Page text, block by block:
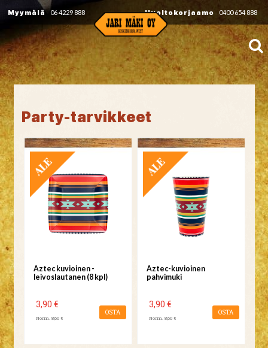
Myymälä 06 4229 888 Huoltokorjaamo 0400 654 888
Party-tarvikkeet
TARJOUS
Aztec kuvioinen -
leivoslautanen (8 kpl)
3,90 €
Norm. 8,60 €
OSTA
TARJOUS
Aztec-kuvioinen
pahvimuki
3,90 €
Norm. 8,60 €
OSTA